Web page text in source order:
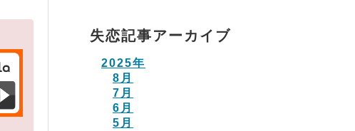
失恋記事アーカイブ
2025年
8月
7月
6月
5月